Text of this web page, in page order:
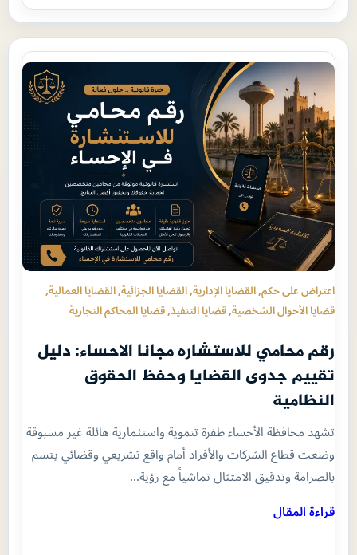
اعتراض على حكم, القضايا الإدارية, القضايا الجزائية, القضايا العمالية,
قضايا الأحوال الشخصية, قضايا التنفيذ, قضايا المحاكم التجارية
رقم محامي للاستشاره مجانا الاحساء: دليل
تقييم جدوى القضايا وحفظ الحقوق
النظامية
تشهد محافظة الأحساء طفرة تنموية واستثمارية هائلة غير مسبوقة
وضعت قطاع الشركات والأفراد أمام واقع تشريعي وقضائي يتسم
بالصرامة وتدقيق الامتثال تماشياً مع رؤية…
قراءة المقال